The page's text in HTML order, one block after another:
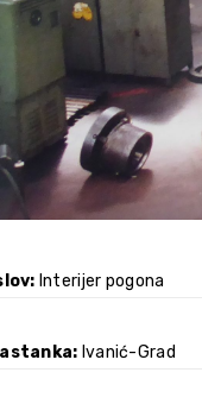
Interijer pogona
Ivanić-Grad